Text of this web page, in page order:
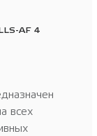
AF 4
всех